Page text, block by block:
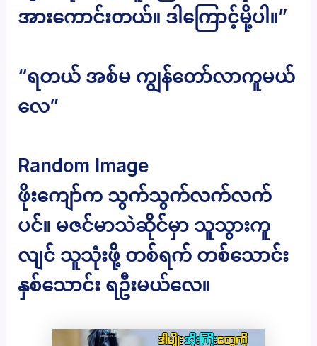
အားကောင်းတယ်။ ဒါကြောင့်မို့ပါ။”
“ရတယ် အစ်မ ကျွန်တော်လာကူမယ်
လေ”
Random Image
ဖိုးကျော်က သွက်သွက်လက်လက်
ပင်။ မဇင်မာသဲဆိုင်မှာ သူသွားကူ
လျင် သူသုံးဖို့ တစ်ရက် တစ်သောင်း
နှစ်သောင်း ရဦးမယ်လေ။